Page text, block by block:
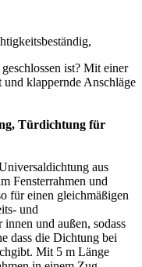
ist? Mit einer
klappernde Anschläge
Türdichtung für
aus
Fensterrahmen und
für einen gleichmäßigen
und
und außen, sodass
dass die Dichtung bei
Mit 5 m Länge